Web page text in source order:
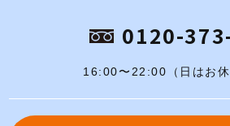
0120-
16:00〜22:00（日はお休